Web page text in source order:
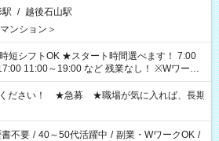
駅 / 越後石山駅
ンション＞
ート時間選べます！ 7:00
11:00～19:00 など 残業なし！ ※Wワーク
事と合わせ週40時間超の就業はご案内できま
き、週20時間以上勤務は社会保険への加入対
働者派遣法（日雇い派遣の原則禁止）によ
間の就業はご案内が難しい場合があります
ください！ ★急募 ★職場が気に入れば、長期
書不要 / 40～50代活躍中 / 副業・WワークOK /